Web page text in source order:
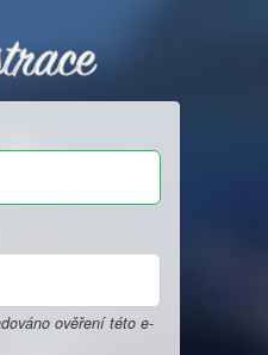
ověření této e-